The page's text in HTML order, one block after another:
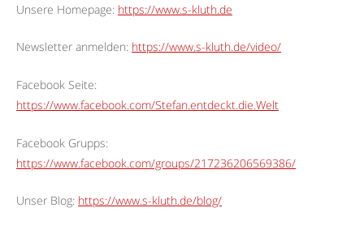
Unsere Homepage: https://www.s-kluth.de
Newsletter anmelden: https://www.s-kluth.de/video/
Facebook Seite:
https://www.facebook.com/Stefan.entdeckt.die.Welt
Facebook Grupps:
https://www.facebook.com/groups/217236206569386/
Unser Blog: https://www.s-kluth.de/blog/